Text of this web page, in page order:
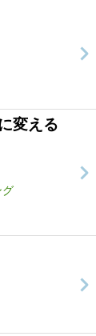
変える
グ